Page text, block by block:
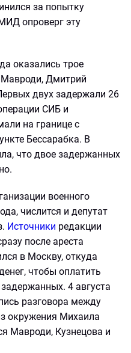
за попытку
опроверг эту
оказались трое
Дмитрий
двух задержали 26
СИБ и
на границе с
Бессарабка. В
что двое задержанных
военного
числится и депутат
Источники редакции
после ареста
в Москву, откуда
чтобы оплатить
4 августа
разговора между
окружения Михаила
Мавроди, Кузнецова и